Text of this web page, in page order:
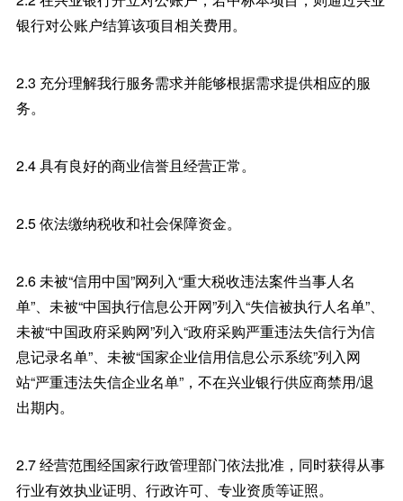
银行对公账户结算该项目相关费用。
2.3 充分理解我行服务需求并能够根据需求提供相应的服
务。
2.4 具有良好的商业信誉且经营正常。
2.5 依法缴纳税收和社会保障资金。
2.6 未被“信用中国”网列入“重大税收违法案件当事人名
单”、未被“中国执行信息公开网”列入“失信被执行人名单”、
未被“中国政府采购网”列入“政府采购严重违法失信行为信
息记录名单”、未被“国家企业信用信息公示系统”列入网
站“严重违法失信企业名单”，不在兴业银行供应商禁用/退
出期内。
2.7 经营范围经国家行政管理部门依法批准，同时获得从事
行业有效执业证明、行政许可、专业资质等证照。